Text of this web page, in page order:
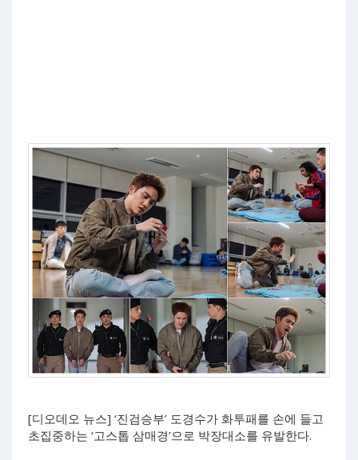
[디오데오 뉴스] ‘진검승부’ 도경수가 화투패를 손에 들고
초집중하는 ‘고스톱 삼매경’으로 박장대소를 유발한다.